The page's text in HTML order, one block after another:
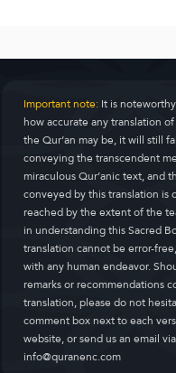
Important note:It is
how accurate any translation
the Qur’an may be, it will still
conveying the transcendent
miraculous Qur’anic text, and
conveyed by this translation is
reached by the extent of the
in understanding this Sacred
translation cannot be error-
with any human endeavor.
remarks or recommendations
translation, please do not
comment box next to each
website, or send us an email
info@quranenc.com